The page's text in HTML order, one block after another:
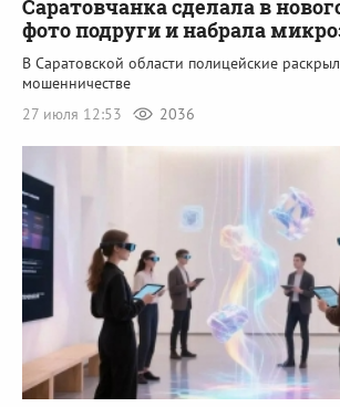
Саратовчанка сделала в
фото подруги и набрала
В Саратовской области полицейские
мошенничестве
27 июля 12:53
2036